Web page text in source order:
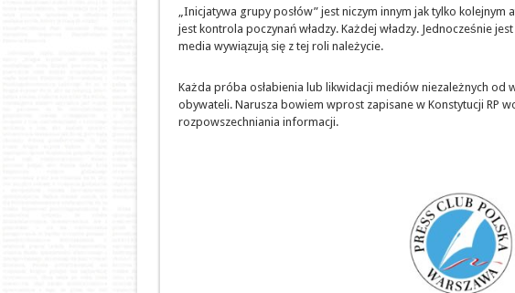
„Inicjatywa grupy posłów” jest niczym innym jak tylko kolejnym
jest kontrola poczynań władzy. Każdej władzy. Jednocześnie
media wywiązują się z tej roli należycie.
Każda próba osłabienia lub likwidacji mediów niezależnych od
obywateli. Narusza bowiem wprost zapisane w Konstytucji RP
rozpowszechniania informacji.